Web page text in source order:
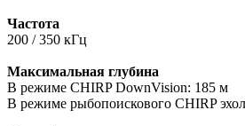
Частота
200 / 350 кГц
Максимальная глубина
В режиме CHIRP DownVision: 185 м
В режиме рыбопоискового CHIRP